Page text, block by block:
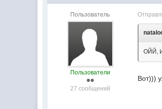
Пользователь
Пользователи
27 сообщений
ОЙЙ,
Вот)))